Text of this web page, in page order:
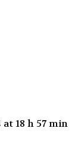
18 h 57 min